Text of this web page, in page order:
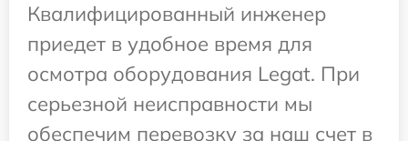
Квалифицированный инженер
приедет в удобное время для
осмотра оборудования Legat. При
серьезной неисправности мы
обеспечим перевозку за наш счет в